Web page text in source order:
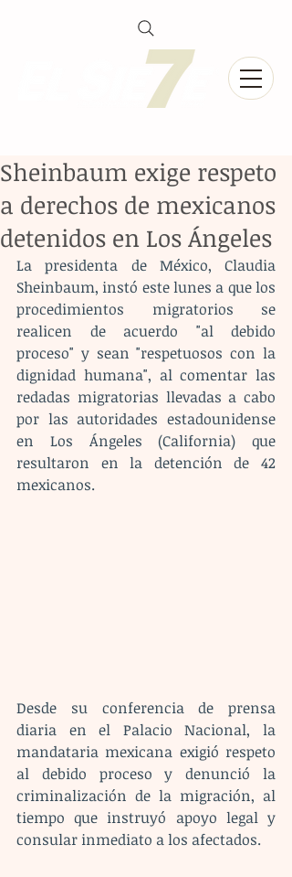
Sheinbaum exige respeto
a derechos de mexicanos
detenidos en Los Ángeles
La presidenta de México, Claudia
Sheinbaum, instó este lunes a que los
procedimientos migratorios se
realicen de acuerdo "al debido
proceso" y sean "respetuosos con la
dignidad humana", al comentar las
redadas migratorias llevadas a cabo
por las autoridades estadounidense
en Los Ángeles (California) que
resultaron en la detención de 42
mexicanos.
Desde su conferencia de prensa
diaria en el Palacio Nacional, la
mandataria mexicana exigió respeto
al debido proceso y denunció la
criminalización de la migración, al
tiempo que instruyó apoyo legal y
consular inmediato a los afectados.